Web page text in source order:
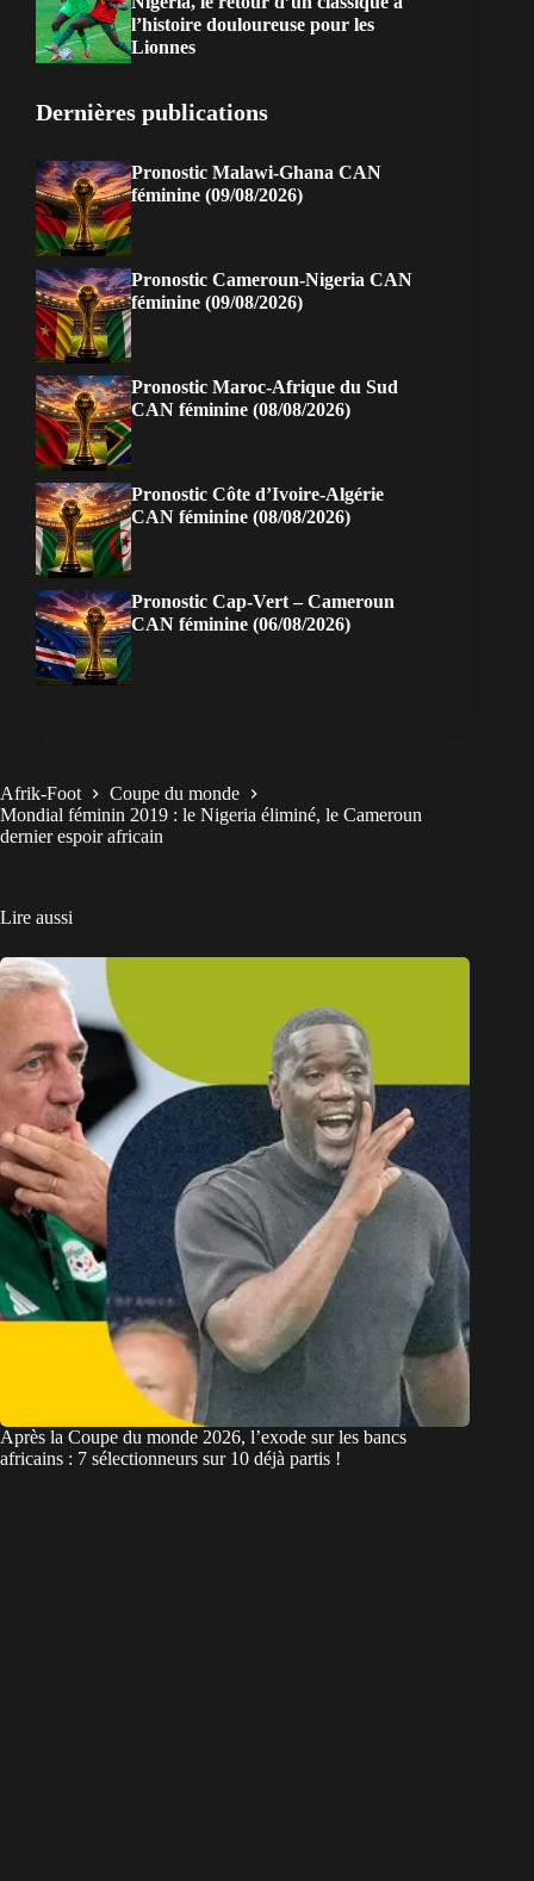
l’histoire douloureuse pour les
Lionnes
Dernières publications
Pronostic Malawi-Ghana CAN
féminine (09/08/2026)
Pronostic Cameroun-Nigeria CAN
féminine (09/08/2026)
Pronostic Maroc-Afrique du Sud
CAN féminine (08/08/2026)
Pronostic Côte d’Ivoire-Algérie
CAN féminine (08/08/2026)
Pronostic Cap-Vert – Cameroun
CAN féminine (06/08/2026)
Afrik-Foot
Coupe du monde
Mondial féminin 2019 : le Nigeria éliminé, le Cameroun
dernier espoir africain
Lire aussi
Après la Coupe du monde 2026, l’exode sur les bancs
africains : 7 sélectionneurs sur 10 déjà partis !